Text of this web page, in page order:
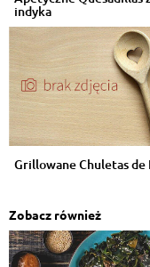
indyka
Grillowane Chuletas de
Zobacz również